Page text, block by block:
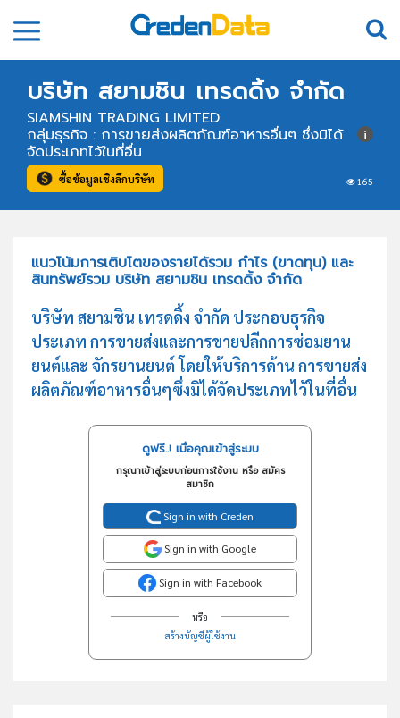
บริษัท สยามชิน เทรดดิ้ง จำกัด
SIAMSHIN TRADING LIMITED
165
กลุ่มธุรกิจ : การขายส่งผลิตภัณฑ์อาหารอื่นๆ ซึ่งมิได้
จัดประเภทไว้ในที่อื่น
ซื้อข้อมูลเชิงลึกบริษัท
แนวโน้มการเติบโตของรายได้รวม กำไร (ขาดทุน) และ
สินทรัพย์รวม บริษัท สยามชิน เทรดดิ้ง จำกัด
บริษัท สยามชิน เทรดดิ้ง จำกัด ประกอบธุรกิจ
ประเภท การขายส่งและการขายปลีกการซ่อมยาน
ยนต์และ จักรยานยนต์ โดยให้บริการด้าน การขายส่ง
ผลิตภัณฑ์อาหารอื่นๆซึ่งมิได้จัดประเภทไว้ในที่อื่น
ดูฟรี..! เมื่อคุณเข้าสู่ระบบ
กรุณาเข้าสู่ระบบก่อนการใช้งาน หรือ สมัคร
สมาชิก
Sign in with Creden
Sign in with Google
Sign in with Facebook
หรือ
สร้างบัญชีผู้ใช้งาน